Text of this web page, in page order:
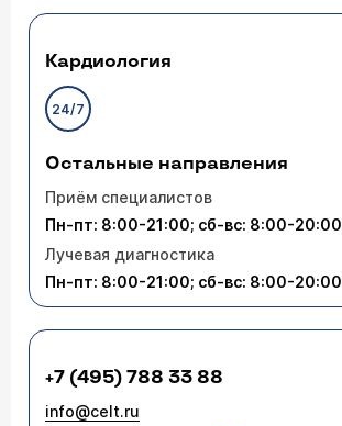
Кардиология
24/7
Остальные направления
Приём специалистов
Пн-пт: 8:00-21:00; сб-вс: 8:00-20:00
Лучевая диагностика
Пн-пт: 8:00-21:00; сб-вс: 8:00-20:00
+7 (495) 788 33 88
info@celt.ru